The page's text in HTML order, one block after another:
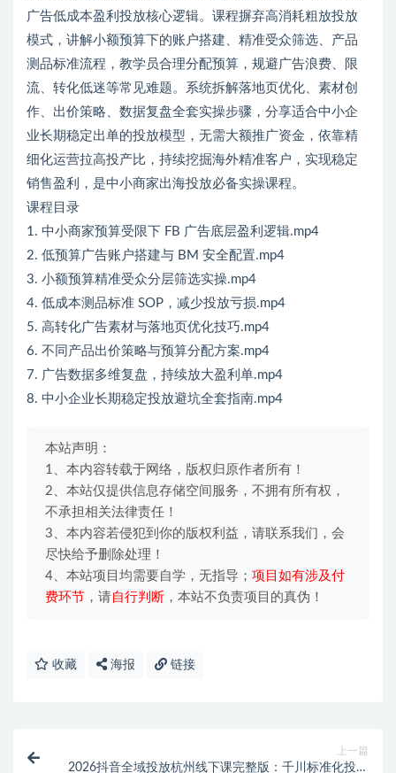
广告低成本盈利投放核心逻辑。课程摒弃高消耗粗放投放
模式，讲解小额预算下的账户搭建、精准受众筛选、产品
测品标准流程，教学员合理分配预算，规避广告浪费、限
流、转化低迷等常见难题。系统拆解落地页优化、素材创
作、出价策略、数据复盘全套实操步骤，分享适合中小企
业长期稳定出单的投放模型，无需大额推广资金，依靠精
细化运营拉高投产比，持续挖掘海外精准客户，实现稳定
销售盈利，是中小商家出海投放必备实操课程。
课程目录
1. 中小商家预算受限下 FB 广告底层盈利逻辑.mp4
2. 低预算广告账户搭建与 BM 安全配置.mp4
3. 小额预算精准受众分层筛选实操.mp4
4. 低成本测品标准 SOP，减少投放亏损.mp4
5. 高转化广告素材与落地页优化技巧.mp4
6. 不同产品出价策略与预算分配方案.mp4
7. 广告数据多维复盘，持续放大盈利单.mp4
8. 中小企业长期稳定投放避坑全套指南.mp4
本站声明：
1、本内容转载于网络，版权归原作者所有！
2、本站仅提供信息存储空间服务，不拥有所有权，
不承担相关法律责任！
3、本内容若侵犯到你的版权利益，请联系我们，会
尽快给予删除处理！
4、本站项目均需要自学，无指导； 项目如有涉及付
费环节 ，请自行判断 ，本站不负责项目的真伪！
收藏 海报 链接
上一篇
2026抖音全域投放杭州线下课完整版：千川标准化投放